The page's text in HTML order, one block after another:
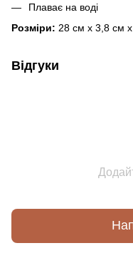
Плаває на воді
Розміри: 28 см x 3,8 см
Відгуки